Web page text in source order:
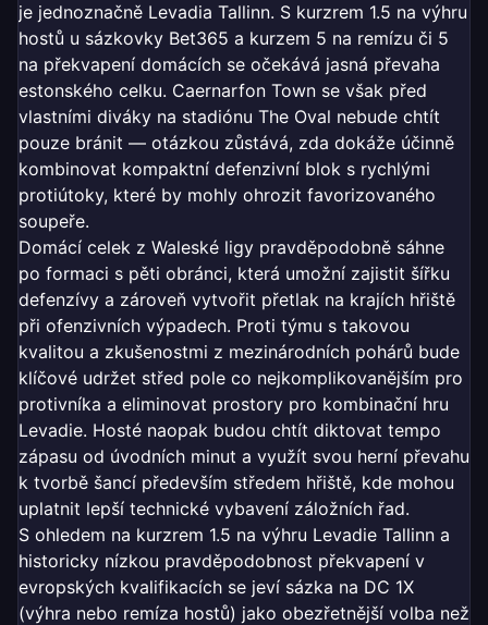
je jednoznačně Levadia Tallinn. S kurzrem 1.5 na výhru
hostů u sázkovky Bet365 a kurzem 5 na remízu či 5
na překvapení domácích se očekává jasná převaha
estonského celku. Caernarfon Town se však před
vlastními diváky na stadiónu The Oval nebude chtít
pouze bránit — otázkou zůstává, zda dokáže účinně
kombinovat kompaktní defenzivní blok s rychlými
protiútoky, které by mohly ohrozit favorizovaného
soupeře.
Domácí celek z Waleské ligy pravděpodobně sáhne
po formaci s pěti obránci, která umožní zajistit šířku
defenzívy a zároveň vytvořit přetlak na krajích hřiště
při ofenzivních výpadech. Proti týmu s takovou
kvalitou a zkušenostmi z mezinárodních pohárů bude
klíčové udržet střed pole co nejkomplikovanějším pro
protivníka a eliminovat prostory pro kombinační hru
Levadie. Hosté naopak budou chtít diktovat tempo
zápasu od úvodních minut a využít svou herní převahu
k tvorbě šancí především středem hřiště, kde mohou
uplatnit lepší technické vybavení záložních řad.
S ohledem na kurzrem 1.5 na výhru Levadie Tallinn a
historicky nízkou pravděpodobnost překvapení v
evropských kvalifikacích se jeví sázka na DC 1X
(výhra nebo remíza hostů) jako obezřetnější volba než